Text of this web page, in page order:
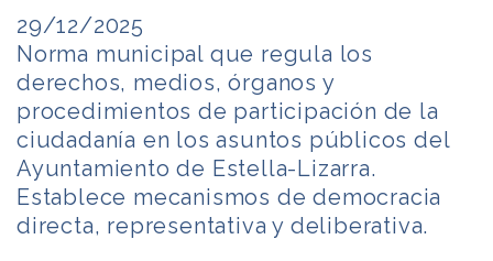
29/12/2025
Norma municipal que regula los
derechos, medios, órganos y
procedimientos de participación de la
ciudadanía en los asuntos públicos del
Ayuntamiento de Estella-Lizarra.
Establece mecanismos de democracia
directa, representativa y deliberativa.